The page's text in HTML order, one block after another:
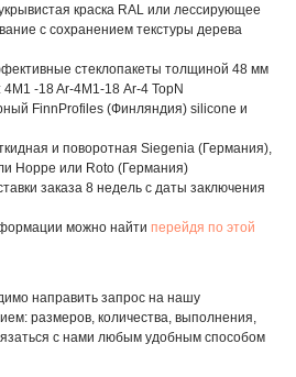
краска RAL или лессирующее
с сохранением текстуры дерева
стеклопакеты толщиной 48 мм
-18 Ar-4М1-18 Ar-4 TopN
FinnProfiles (Финляндия) silicone и
и поворотная Siegenia (Германия),
Hoppe или Roto (Германия)
заказа 8 недель с даты заключения
можно найти перейдя по этой
направить запрос на нашу
размеров, количества, выполнения,
с нами любым удобным способом